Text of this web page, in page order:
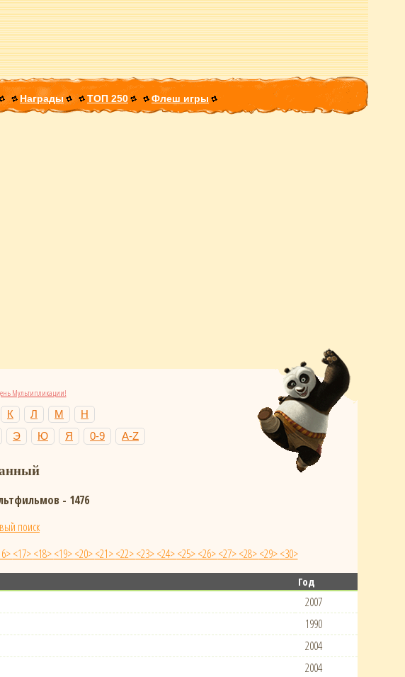
Награды ТОП 250 Флеш игры
Мультипликации!
К Л М
Н
Э Ю Я 0-9 A-Z
- 1476
поиск
<17><18><19><20><21><22><23><24><25><26><27><28><29><30>
Год
2007
1990
2004
2004